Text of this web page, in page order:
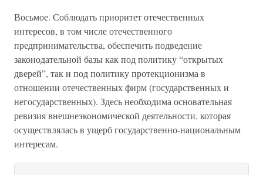
Восьмое. Соблюдать приоритет отечественных
интересов, в том числе отечественного
предпринимательства, обеспечить подведение
законодательной базы как под политику “открытых
дверей”, так и под политику протекционизма в
отношении отечественных фирм (государственных и
негосударственных). Здесь необходима основательная
ревизия внешнеэкономической деятельности, которая
осуществлялась в ущерб государственно-национальным
интересам.